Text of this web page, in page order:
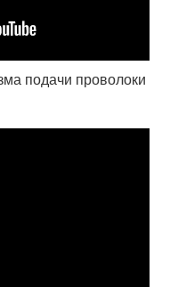
подачи проволоки